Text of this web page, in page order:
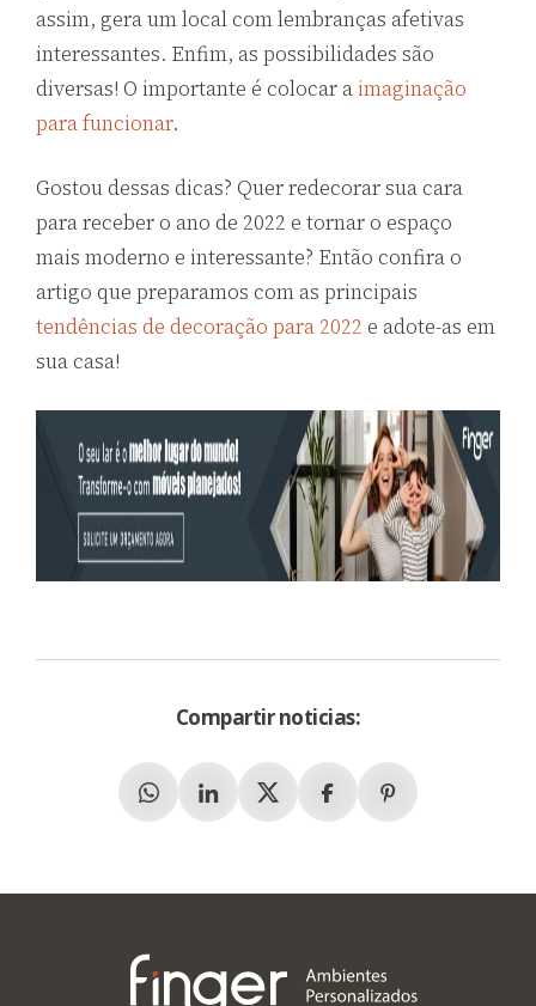
assim, gera um local com lembranças afetivas
interessantes. Enfim, as possibilidades são
diversas! O importante é colocar a imaginação
para funcionar.
Gostou dessas dicas? Quer redecorar sua cara
para receber o ano de 2022 e tornar o espaço
mais moderno e interessante? Então confira o
artigo que preparamos com as principais
tendências de decoração para 2022 e adote-as em
sua casa!
Compartir noticias:
WhatsappLinkedinX (Twitter)FacebookPinterest